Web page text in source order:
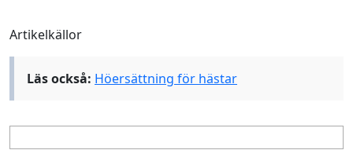
Artikelkällor
Läs också: Höersättning för hästar